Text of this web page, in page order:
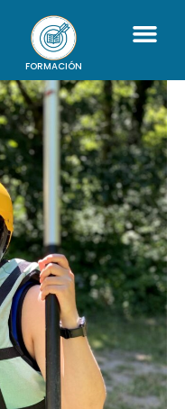
FORMACIÓN